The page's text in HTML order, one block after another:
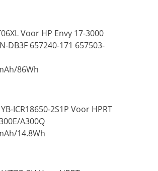
Voor HP Envy 17-3000
DB3F 657240-171 657503-
86Wh
ICR18650-2S1P Voor HPRT
A300Q
14.8Wh